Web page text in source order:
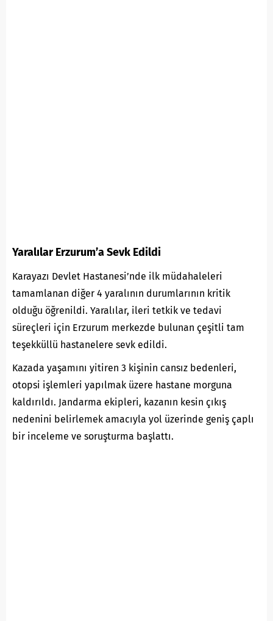
Yaralılar Erzurum’a Sevk Edildi
Karayazı Devlet Hastanesi’nde ilk müdahaleleri
tamamlanan diğer 4 yaralının durumlarının kritik
olduğu öğrenildi. Yaralılar, ileri tetkik ve tedavi
süreçleri için Erzurum merkezde bulunan çeşitli tam
teşekküllü hastanelere sevk edildi.
Kazada yaşamını yitiren 3 kişinin cansız bedenleri,
otopsi işlemleri yapılmak üzere hastane morguna
kaldırıldı. Jandarma ekipleri, kazanın kesin çıkış
nedenini belirlemek amacıyla yol üzerinde geniş çaplı
bir inceleme ve soruşturma başlattı.